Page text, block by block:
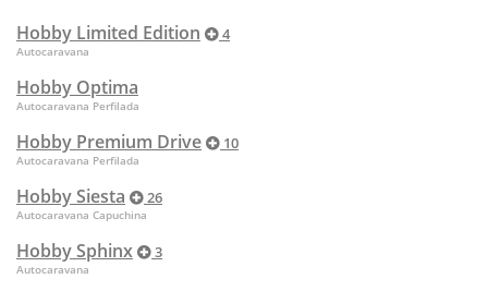
Hobby Limited Edition 4
Autocaravana
Hobby Optima
Autocaravana Perfilada
Hobby Premium Drive 10
Autocaravana Perfilada
Hobby Siesta 26
Autocaravana Capuchina
Hobby Sphinx 3
Autocaravana